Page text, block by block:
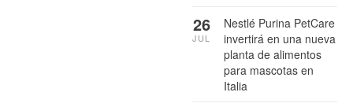
Nestlé Purina PetCare
invertirá en una nueva
planta de alimentos
para mascotas en
Italia
26
JUL